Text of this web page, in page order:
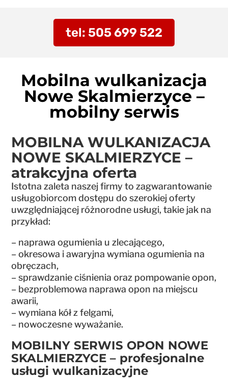
tel: 505 699 522
Mobilna wulkanizacja
Nowe Skalmierzyce –
mobilny serwis
MOBILNA WULKANIZACJA
NOWE SKALMIERZYCE –
atrakcyjna oferta
Istotna zaleta naszej firmy to zagwarantowanie
usługobiorcom dostępu do szerokiej oferty
uwzględniającej różnorodne usługi, takie jak na
przykład:
– naprawa ogumienia u zlecającego,
– okresowa i awaryjna wymiana ogumienia na
obręczach,
– sprawdzanie ciśnienia oraz pompowanie opon,
– bezproblemowa naprawa opon na miejscu
awarii,
– wymiana kół z felgami,
– nowoczesne wyważanie.
MOBILNY SERWIS OPON NOWE
SKALMIERZYCE – profesjonalne
usługi wulkanizacyjne